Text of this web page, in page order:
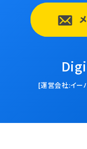
[運営会社:イー